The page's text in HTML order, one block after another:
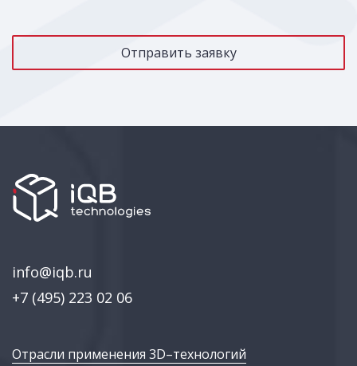
info@iqb.ru
+7 (495) 223 02 06
Отрасли применения 3D–технологий